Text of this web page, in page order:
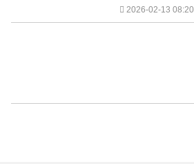
2026-02-13 08:20